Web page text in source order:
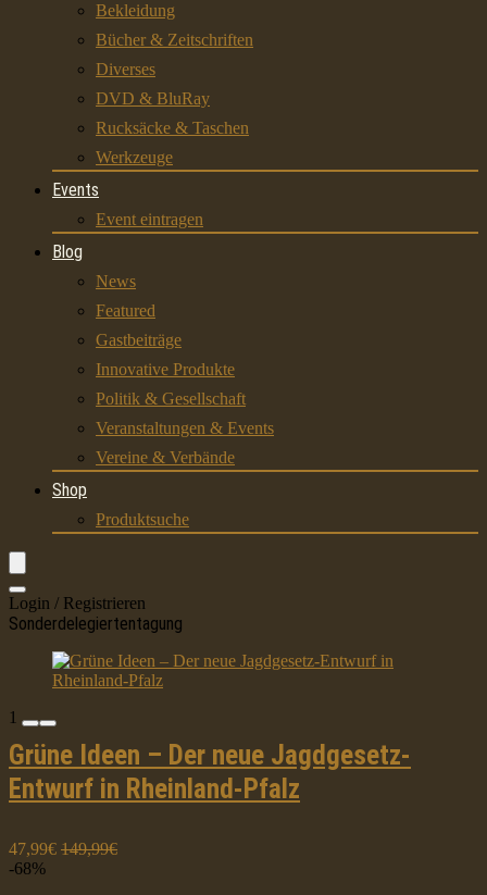
Bekleidung
Bücher & Zeitschriften
Diverses
DVD & BluRay
Rucksäcke & Taschen
Werkzeuge
Events
Event eintragen
Blog
News
Featured
Gastbeiträge
Innovative Produkte
Politik & Gesellschaft
Veranstaltungen & Events
Vereine & Verbände
Shop
Produktsuche
Login / Registrieren
Sonderdelegiertentagung
1
Grüne Ideen – Der neue Jagdgesetz-
Entwurf in Rheinland-Pfalz
47,99€ 149,99€
-68%